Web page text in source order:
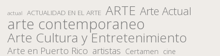
actual ACTUALIDAD EN EL ARTE ARTE Arte Actual
arte contemporaneo
Arte Cultura y Entretenimiento
Arte en Puerto Rico artistas Certamen cine